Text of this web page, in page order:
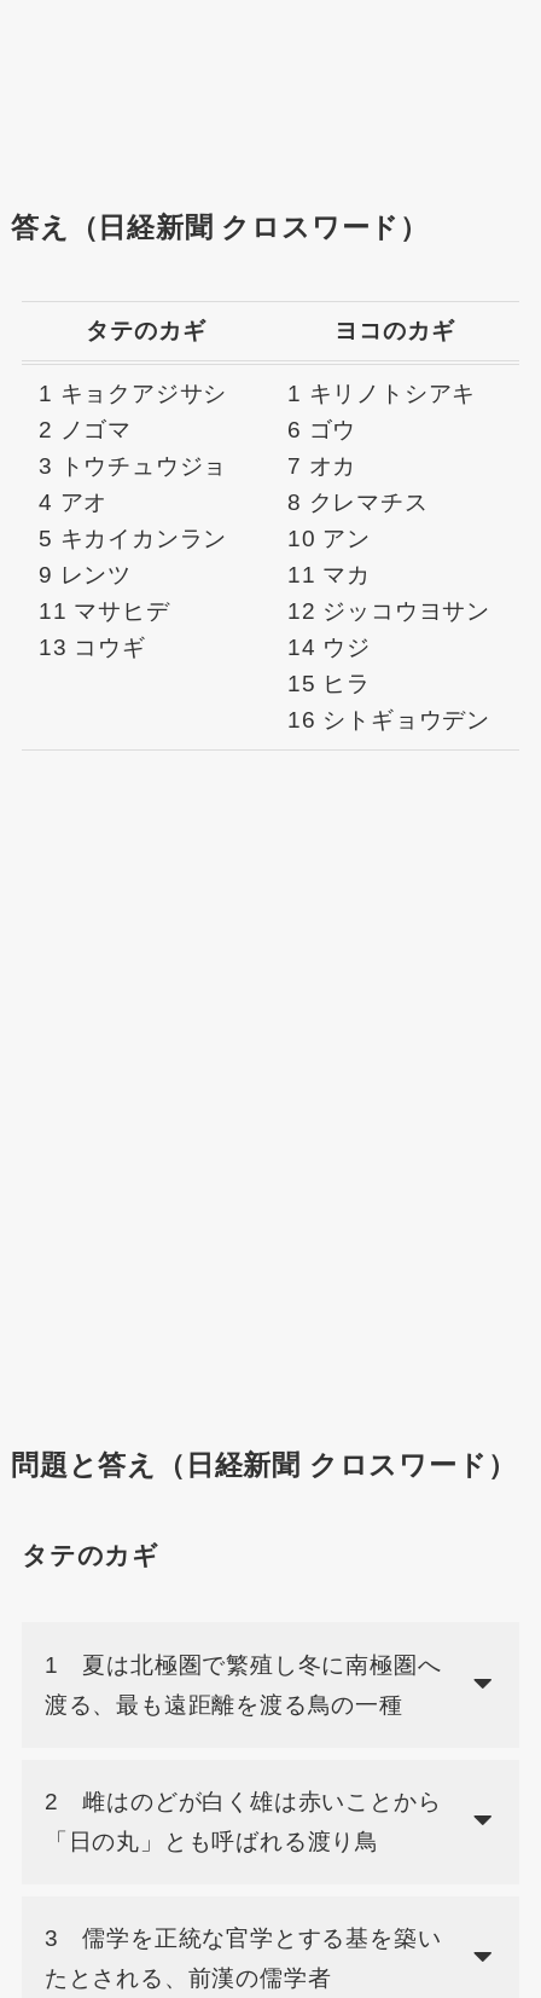
答え（日経新聞 クロスワード）
タテのカギ ヨコのカギ
1 キョクアジサシ
2 ノゴマ
3 トウチュウジョ
4 アオ
5 キカイカンラン
9 レンツ
11 マサヒデ
13 コウギ
1 キリノトシアキ
6 ゴウ
7 オカ
8 クレマチス
10 アン
11 マカ
12 ジッコウヨサン
14 ウジ
15 ヒラ
16 シトギョウデン
問題と答え（日経新聞 クロスワード）
タテのカギ
1 夏は北極圏で繁殖し冬に南極圏へ
渡る、最も遠距離を渡る鳥の一種
2 雌はのどが白く雄は赤いことから
「日の丸」とも呼ばれる渡り鳥
3 儒学を正統な官学とする基を築い
たとされる、前漢の儒学者